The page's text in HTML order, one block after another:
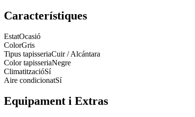
Característiques
EstatOcasió
ColorGris
Tipus tapisseriaCuir / Alcántara
Color tapisseriaNegre
ClimatitzacióSí
Aire condicionatSí
Equipament i Extras